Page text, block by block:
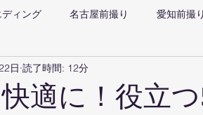
ディング 名古屋前撮り 愛知前撮り
屋ロケ前撮り
適に！役立
日 読了時間: 12分